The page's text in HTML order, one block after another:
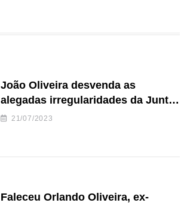
João Oliveira desvenda as
alegadas irregularidades da Junta
de Freguesia S. João de Ver
21/07/2023
Faleceu Orlando Oliveira, ex-